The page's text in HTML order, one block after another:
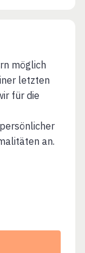
möglich
letzten
für die
an.